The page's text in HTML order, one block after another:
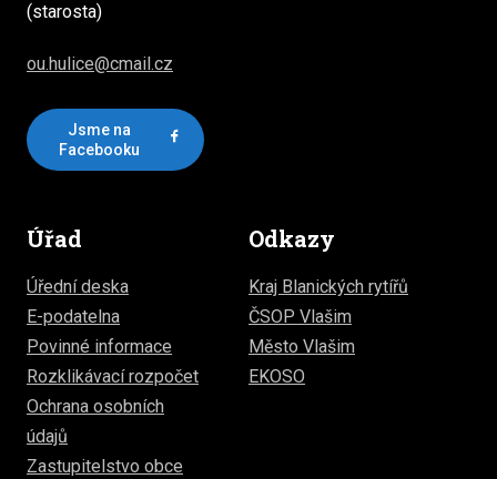
(starosta)
ou.hulice@cmail.cz
Jsme na
Facebooku
Úřad
Úřední deska
E-podatelna
Povinné informace
Rozklikávací rozpočet
Ochrana osobních
údajů
Zastupitelstvo obce
Odkazy
Kraj Blanických rytířů
ČSOP Vlašim
Město Vlašim
EKOSO